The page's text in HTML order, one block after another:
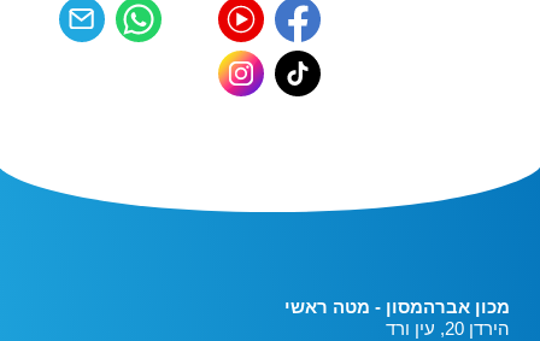
מכון אברהמסון - מטה ראשי
הירדן 20, עין ורד